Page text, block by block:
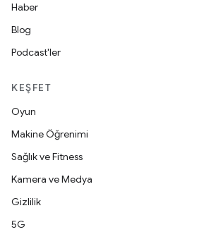
Haber
Blog
Podcast'ler
KEŞFET
Oyun
Makine Öğrenimi
Sağlık ve Fitness
Kamera ve Medya
Gizlilik
5G